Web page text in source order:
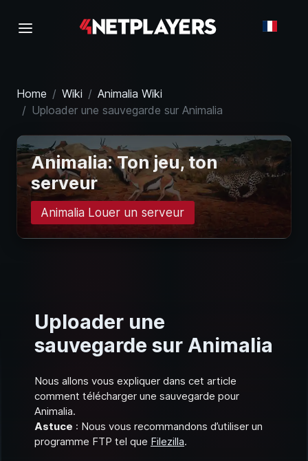
Home Wiki
Animalia Wiki
Uploader une sauvegarde sur Animalia
Animalia: Ton jeu, ton
serveur
Animalia Louer un serveur
Uploader une
sauvegarde sur Animalia
Nous allons vous expliquer dans cet article
comment télécharger une sauvegarde pour
Animalia.
Astuce : Nous vous recommandons d’utiliser un
programme FTP tel que Filezilla.